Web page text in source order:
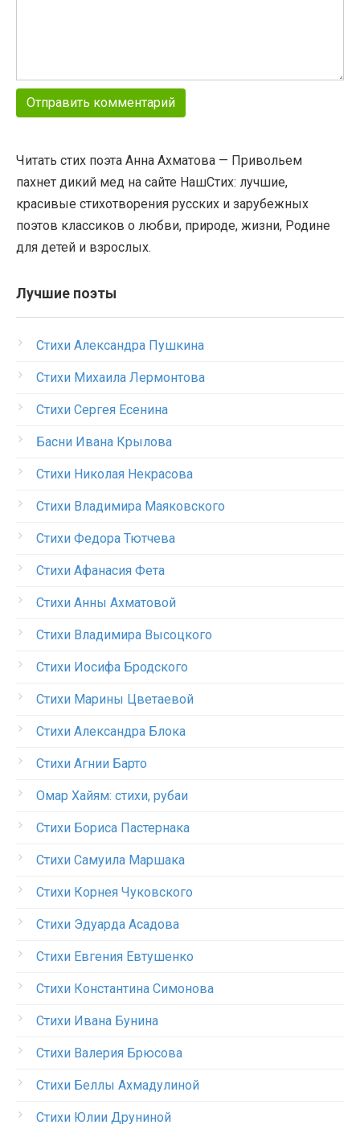
Читать стих поэта Анна Ахматова — Привольем
пахнет дикий мед на сайте НашСтих: лучшие,
красивые стихотворения русских и зарубежных
поэтов классиков о любви, природе, жизни, Родине
для детей и взрослых.
Лучшие поэты
Стихи Александра Пушкина
Стихи Михаила Лермонтова
Стихи Сергея Есенина
Басни Ивана Крылова
Стихи Николая Некрасова
Стихи Владимира Маяковского
Стихи Федора Тютчева
Стихи Афанасия Фета
Стихи Анны Ахматовой
Стихи Владимира Высоцкого
Стихи Иосифа Бродского
Стихи Марины Цветаевой
Стихи Александра Блока
Стихи Агнии Барто
Омар Хайям: стихи, рубаи
Стихи Бориса Пастернака
Стихи Самуила Маршака
Стихи Корнея Чуковского
Стихи Эдуарда Асадова
Стихи Евгения Евтушенко
Стихи Константина Симонова
Стихи Ивана Бунина
Стихи Валерия Брюсова
Стихи Беллы Ахмадулиной
Стихи Юлии Друниной